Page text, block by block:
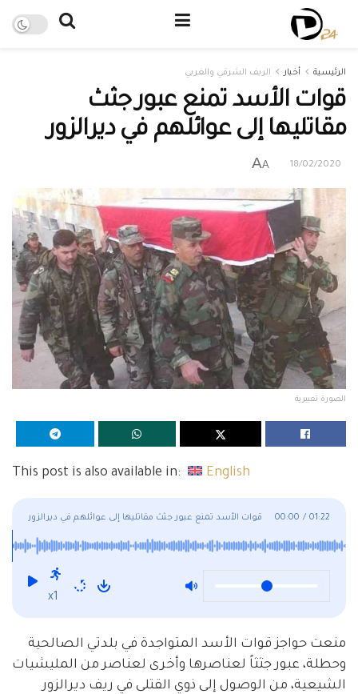
الرئيسية أخبار الريف الشرقي والغربي
قوات الأسد تمنع عبور جثث
مقاتليها إلى عوائلهم في ديرالزور
18/02/2020
A
A
الصورة تعبيرية
This post is also available in: English
قوات الأسد تمنع عبور جثث مقاتليها إلى عوائلهم في ديرالزور 00:00 / 01:22
x1
منعت حواجز قوات الأسد المتواجدة في بلدتي الصالحية
وحطلة، عبور جثثاً لعناصرها وأخرى لعناصر من المليشيات
الشيعية، من الوصول إلى ذوي القتلى في ريف ديرالزور